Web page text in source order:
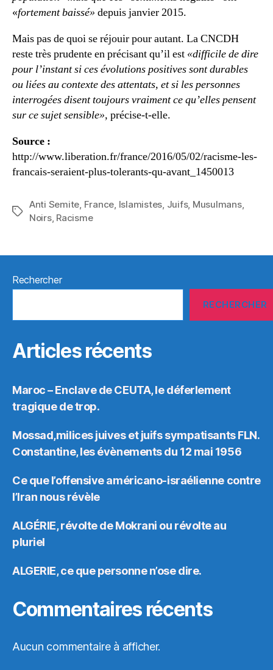
«fortement baissé» depuis janvier 2015.
Mais pas de quoi se réjouir pour autant. La CNCDH
reste très prudente en précisant qu’il est «difficile de dire
pour l’instant si ces évolutions positives sont durables
ou liées au contexte des attentats, et si les personnes
interrogées disent toujours vraiment ce qu’elles pensent
sur ce sujet sensible», précise-t-elle.
Source :
http://www.liberation.fr/france/2016/05/02/racisme-les-
francais-seraient-plus-tolerants-qu-avant_1450013
Étiquettes
Anti Semite France Islamistes Juifs, Musulmans,
Noirs, Racisme
Rechercher
RECHERCHER
Articles récents
Maroc – Enclave de CEUTA, le déferlement
tragique de trop.
Mossad,milices juives et juifs sympatisants FLN.
Constantine, les évènements du 12 mai 1956
Ce que l’offensive américano-israélienne contre
l’Iran nous révèle
ALGÉRIE, révolte de Mokrani ou révolte au
pluriel
ALGERIE, ce que personne n’ose dire.
Commentaires récents
Aucun commentaire à afficher.